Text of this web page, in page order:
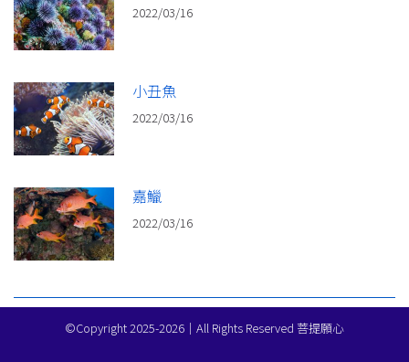
2022/03/16
小丑魚
2022/03/16
嘉鱲
2022/03/16
©Copyright 2025-2026｜All Rights Reserved 菩提願心